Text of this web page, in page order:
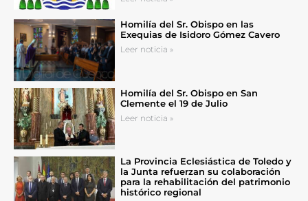
Homilía del Sr. Obispo en las
Exequias de Isidoro Gómez Cavero
Leer noticia »
Homilía del Sr. Obispo en San
Clemente el 19 de Julio
Leer noticia »
La Provincia Eclesiástica de Toledo y
la Junta refuerzan su colaboración
para la rehabilitación del patrimonio
histórico regional